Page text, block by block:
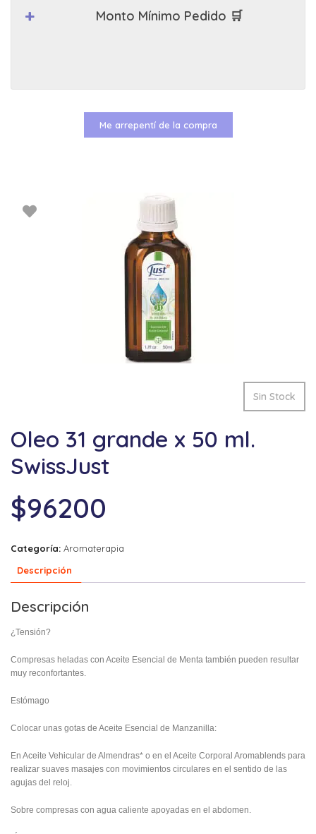
Sin Stock
Oleo 31 grande x 50 ml.
SwissJust
$96200
Categoría: Aromaterapia
Descripción
Descripción
¿Tensión?
Compresas heladas con Aceite Esencial de Menta también pueden resultar
muy reconfortantes.
Estómago
Colocar unas gotas de Aceite Esencial de Manzanilla:
En Aceite Vehicular de Almendras* o en el Aceite Corporal Aromablends para
realizar suaves masajes con movimientos circulares en el sentido de las
agujas del reloj.
Sobre compresas con agua caliente apoyadas en el abdomen.
Monto Mínimo Pedido 🛒
Me arrepentí de la compra